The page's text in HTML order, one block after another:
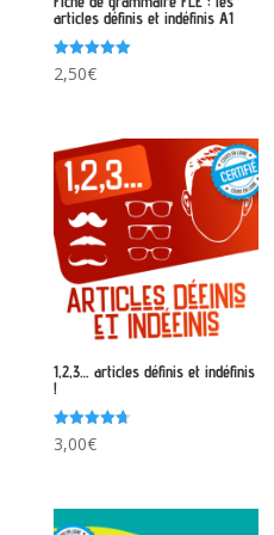
articles définis et indéfinis A1
Note
5.00
2,50€
1,2,3… articles définis et indéfinis
!
Note
4.75
3,00€